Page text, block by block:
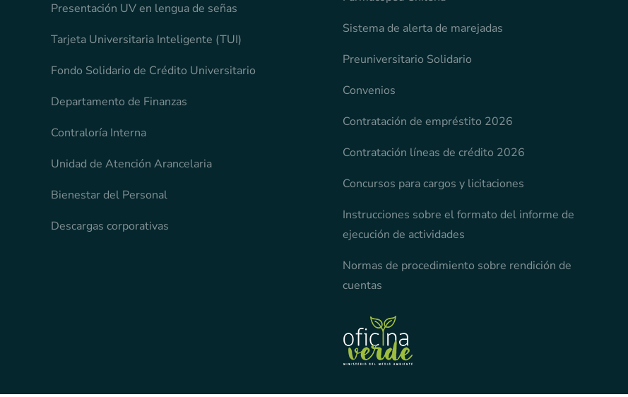
Presentación UV en lengua de señas
Tarjeta Universitaria Inteligente (TUI)
Fondo Solidario de Crédito Universitario
Departamento de Finanzas
Contraloría Interna
Unidad de Atención Arancelaria
Bienestar del Personal
Descargas corporativas
Sistema de alerta de marejadas
Preuniversitario Solidario
Convenios
Contratación de empréstito 2026
Contratación líneas de crédito 2026
Concursos para cargos y licitaciones
Instrucciones sobre el formato del informe de
ejecución de actividades
Normas de procedimiento sobre rendición de
cuentas